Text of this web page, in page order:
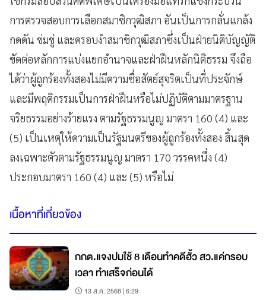
การตรวจสอบการเลือกสมาชิกวุฒิสภา อันเป็นการกลั่นแกล้ง
กดดัน ข่มขู่ และครอบงำสมาชิกวุฒิสภาซึ่งเป็นฝ่ายนิติบัญญัติ
ขัดต่อหลักการแบ่งแยกอำนาจและฝ่าฝืนหลักนิติธรรม จึงถือ
ได้ว่าผู้ถูกร้องทั้งสองไม่มีความชื่อสัตย์สุจริตเป็นที่ประจักษ์
และมีพฤติกรรมเป็นการฝ่าฝืนหรือไม่ปฏิบัติตามมาตรฐาน
จริยธรรมอย่างร้ายแรง ตามรัฐธรรมนูญ มาตรา 160 (4) และ
(5) เป็นเหตุให้ความเป็นรัฐมนตรีของผู้ถูกร้องทั้งสอง สิ้นสุด
ลงเฉพาะตัวตามรัฐธรรมนูญ มาตรา 170 วรรคหนึ่ง (4)
ประกอบมาตรา 160 (4) และ (5) หรือไม่
เนื้อหาที่เกี่ยวข้อง
กกต.แจงปมใช้ 8 เดือนทำคดีฮั้ว สว.แค่กรอบ
เวลา ทำเสร็จก่อนได้
13 ส.ค. 2568 | 6:29